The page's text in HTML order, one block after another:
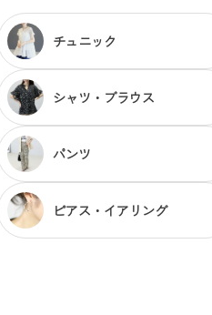
チュニック
シャツ・ブラウス
パンツ
ピアス・ イアリング